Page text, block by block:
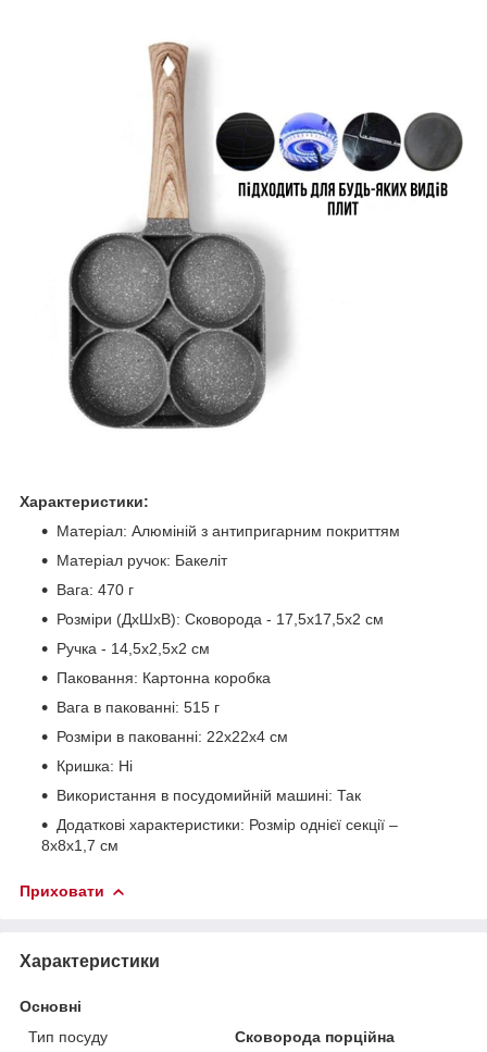
Характеристики:
Матеріал: Алюміній з антипригарним покриттям
Матеріал ручок: Бакеліт
Вага: 470 г
Розміри (ДхШхВ): Сковорода - 17,5х17,5х2 см
Ручка - 14,5х2,5х2 см
Паковання: Картонна коробка
Вага в пакованні: 515 г
Розміри в пакованні: 22х22х4 см
Кришка: Ні
Використання в посудомийній машині: Так
Додаткові характеристики: Розмір однієї секції –
8х8х1,7 см
Приховати
Характеристики
Основні
Тип посуду
Сковорода порційна